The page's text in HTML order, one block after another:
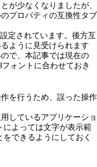
が少なくなりましたが、
プロパティの互換性タブ
定されています。後方互
ように見受けられます
で、本記事では現在の
ォントに合わせておき
を行うため、誤った操作
しているアプリケーショ
によっては文字が表示範
できるようにしておく